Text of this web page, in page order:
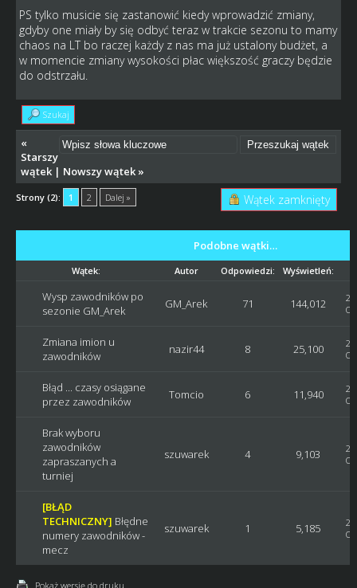
PS tylko musicie się zastanowić kiedy wprowadzić zmiany,
gdyby one miały by się odbyć teraz w trakcie sezonu to mamy
chaos na LT bo raczej każdy z nas ma już ustalony budżet, a
w momencie zmiany wysokości płac większość graczy będzie
do odstrzału.
Szukaj
«
Starszy
wątek| Nowszy wątek»
Strony (2): 1 2 Dalej » Wątek zamknięty
Podobne wątki…
Wątek: Autor Odpowiedzi: Wyświetleń:
Wysp zawodników po
sezonie GM_Arek
GM_Arek 71 144,012
Zmiana imion u
zawodników
nazir44 8 25,100
Błąd ... czasy osiągane
przez zawodników
Tomcio 6 11,940
Brak wyboru
zawodników
zapraszanych a
turniej
szuwarek 4 9,103
[BŁĄD
TECHNICZNY] Błędne
numery zawodników -
mecz
szuwarek 1 5,185
Pokaż wersję do druku